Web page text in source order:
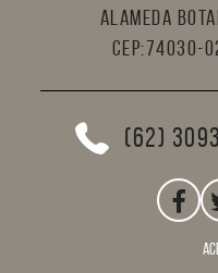
Alameda
CEP:74030-
(62)